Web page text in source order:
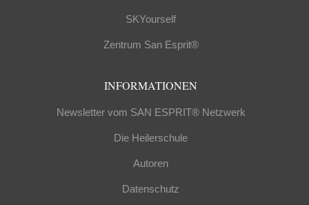
SKYourself
Zentrum San Esprit®
INFORMATIONEN
Newsletter vom SAN ESPRIT® Netzwerk
Die Heilerschule
Autoren
Datenschutz